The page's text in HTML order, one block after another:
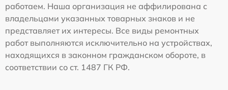
работаем. Наша организация не аффилирована с
владельцами указанных товарных знаков и не
представляет их интересы. Все виды ремонтных
работ выполняются исключительно на устройствах,
находящихся в законном гражданском обороте, в
соответствии со ст. 1487 ГК РФ.